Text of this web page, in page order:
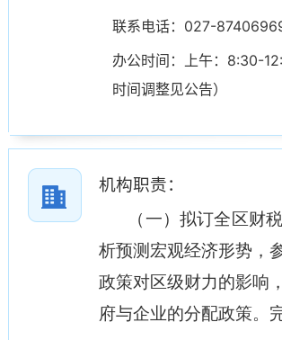
联系电话：027-
办公时间：上午：8:30-
时间调整见公告）
机构职责：
（一）拟订全区财
析预测宏观经济形势，
政策对区级财力的影响
府与企业的分配政策。